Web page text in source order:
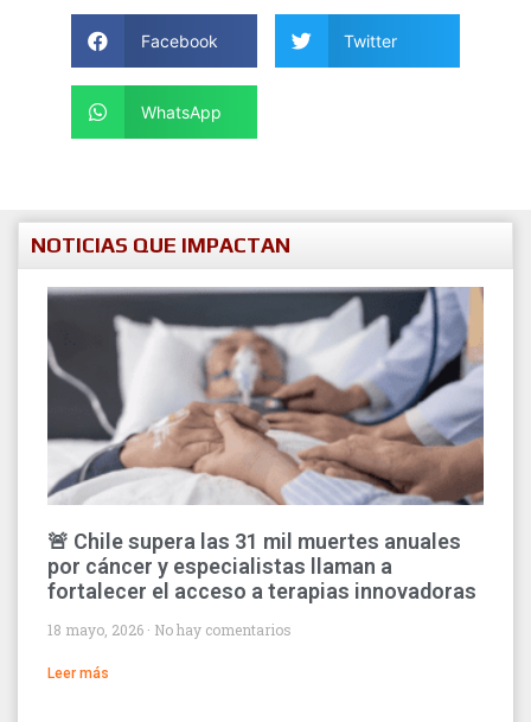
Facebook Twitter
WhatsApp
NOTICIAS QUE IMPACTAN
🚨 Chile supera las 31 mil muertes anuales
por cáncer y especialistas llaman a
fortalecer el acceso a terapias innovadoras
18 mayo, 2026 No hay comentarios
Leer más